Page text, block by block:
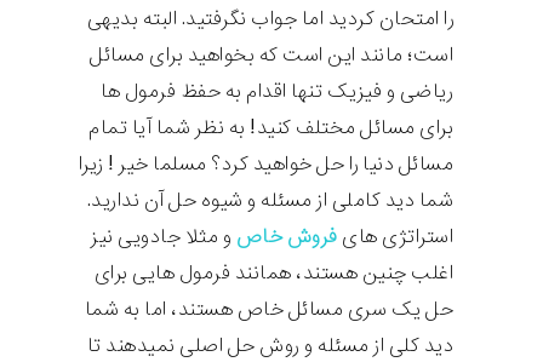
را امتحان کردید اما جواب نگرفتید. البته بدیهی
است؛ مانند این است که بخواهید برای مسائل
ریاضی و فیزیک تنها اقدام به حفظ فرمول ها
برای مسائل مختلف کنید! به نظر شما آیا تمام
مسائل دنیا را حل خواهید کرد؟ مسلما خیر ! زیرا
شما دید کاملی از مسئله و شیوه حل آن ندارید.
استراتژی های فروش خاص و مثلا جادویی نیز
اغلب چنین هستند، همانند فرمول هایی برای
حل یک سری مسائل خاص هستند، اما به شما
دید کلی از مسئله و روش حل اصلی نمیدهند تا